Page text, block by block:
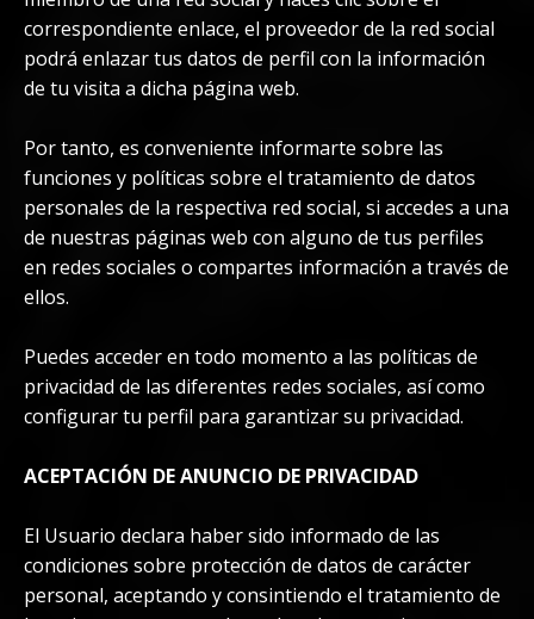
correspondiente enlace, el proveedor de la red social
podrá enlazar tus datos de perfil con la información
de tu visita a dicha página web.
Por tanto, es conveniente informarte sobre las
funciones y políticas sobre el tratamiento de datos
personales de la respectiva red social, si accedes a una
de nuestras páginas web con alguno de tus perfiles
en redes sociales o compartes información a través de
ellos.
Puedes acceder en todo momento a las políticas de
privacidad de las diferentes redes sociales, así como
configurar tu perfil para garantizar su privacidad.
ACEPTACIÓN DE ANUNCIO DE PRIVACIDAD
El Usuario declara haber sido informado de las
condiciones sobre protección de datos de carácter
personal, aceptando y consintiendo el tratamiento de